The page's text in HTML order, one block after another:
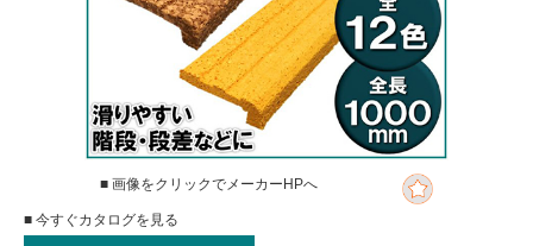
■ 画像をクリックでメーカーHPへ
■ 今すぐカタログを見る